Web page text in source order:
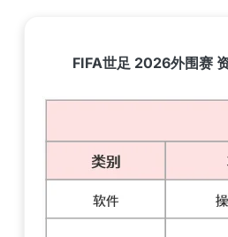
FIFA世足 2026外围赛